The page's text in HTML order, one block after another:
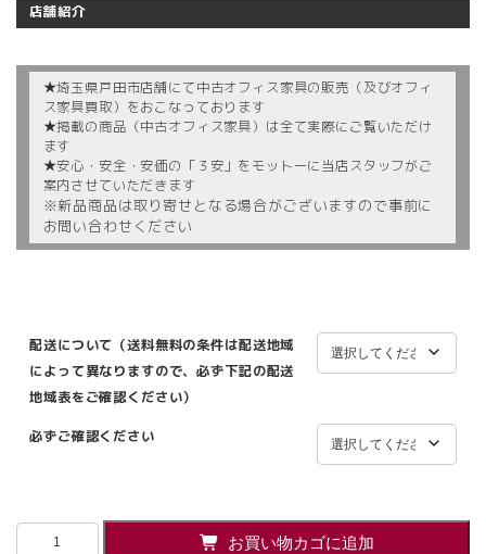
店舗紹介
★埼玉県戸田市店舗にて中古オフィス家具の販売（及びオフィ
ス家具買取）をおこなっております
★掲載の商品（中古オフィス家具）は全て実際にご覧いただけ
ます
★安心・安全・安価の「３安」をモットーに当店スタッフがご
案内させていただきます
※新品商品は取り寄せとなる場合がございますので事前に
お問い合わせください
配送について（送料無料の条件は配送地域
によって異なりますので、必ず下記の配送
地域表をご確認ください）
必ずご確認ください
【法
お買い物カゴに追加